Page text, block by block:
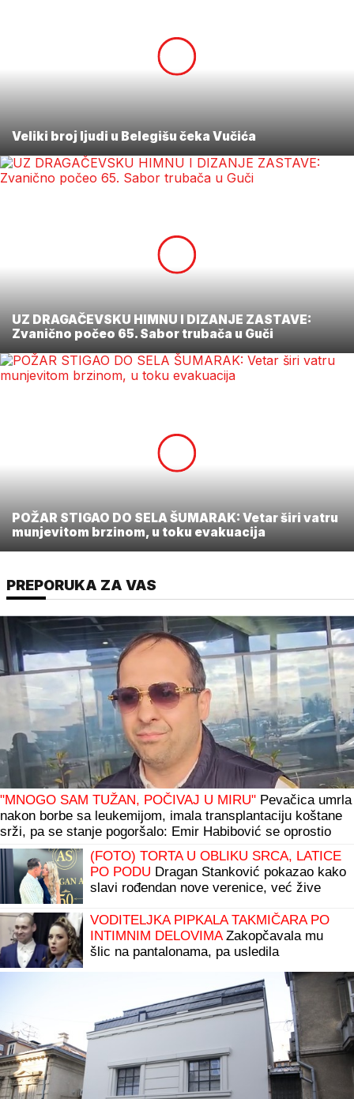
Veliki broj ljudi u Belegišu čeka Vučića
UZ DRAGAČEVSKU HIMNU I DIZANJE ZASTAVE:
Zvanično počeo 65. Sabor trubača u Guči
POŽAR STIGAO DO SELA ŠUMARAK: Vetar širi vatru
munjevitom brzinom, u toku evakuacija
PREPORUKA ZA VAS
"MNOGO SAM TUŽAN, POČIVAJ U MIRU" Pevačica umrla
nakon borbe sa leukemijom, imala transplantaciju koštane
srži, pa se stanje pogoršalo: Emir Habibović se oprostio
(FOTO) TORTA U OBLIKU SRCA, LATICE
PO PODU Dragan Stanković pokazao kako
slavi rođendan nove verenice, već žive
VODITELJKA PIPKALA TAKMIČARA PO
INTIMNIM DELOVIMAZakopčavala mu
šlic na pantalonama, pa usledila